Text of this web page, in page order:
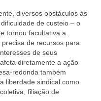
diversos obstáculos às
de custeio – o
tornou facultativa a
de recursos para
de seus
diretamente a ação
redonda também
liberdade sindical como
filiação de